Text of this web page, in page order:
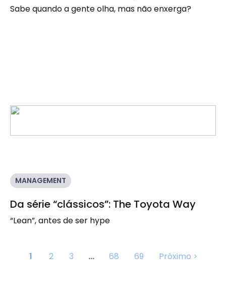
Sabe quando a gente olha, mas não enxerga?
MANAGEMENT
Da série “clássicos”: The Toyota Way
“Lean”, antes de ser hype
1 2 3 … 68 69 Próximo >